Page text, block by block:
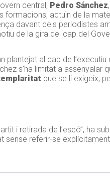
central, Pedro Sánchez
formacions, actuïn de la
davant dels periodistes
de la gira del cap del
plantejat al cap de
s’ha limitat a assenyalar
que se li exigeix,
i retirada de l’escó”, ha
sense referir-se